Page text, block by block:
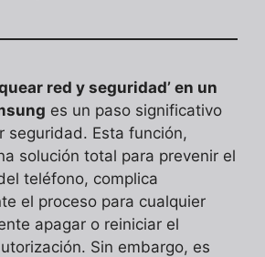
red y seguridad’ en un
es un paso significativo
seguridad. Esta función,
solución total para prevenir el
teléfono, complica
el proceso para cualquier
apagar o reiniciar el
Sin embargo, es